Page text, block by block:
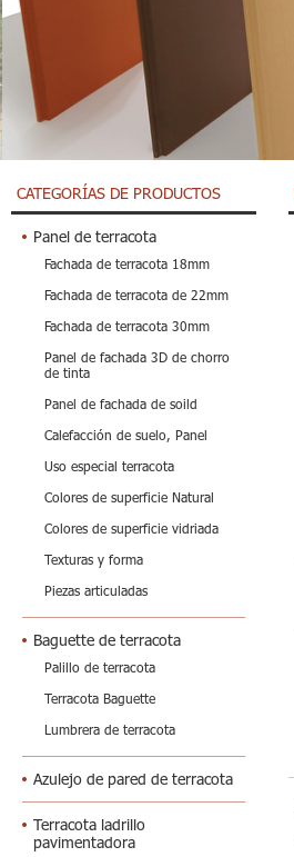
CATEGORÍAS DE PRODUCTOS
Panel de terracota
Fachada de terracota 18mm
Fachada de terracota de 22mm
Fachada de terracota 30mm
Panel de fachada 3D de chorro
de tinta
Panel de fachada de soild
Calefacción de suelo, Panel
Uso especial terracota
Colores de superficie Natural
Colores de superficie vidriada
Texturas y forma
Piezas articuladas
Baguette de terracota
Palillo de terracota
Terracota Baguette
Lumbrera de terracota
Azulejo de pared de terracota
Terracota ladrillo
pavimentadora